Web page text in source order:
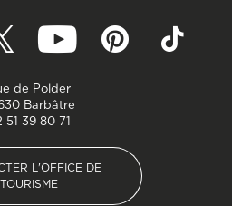
de Polder
Barbâtre
51 39 80 71
L'OFFICE DE
TOURISME